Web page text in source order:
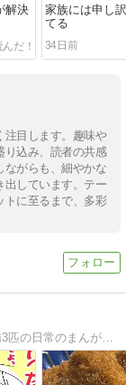
解決
家族には申し
てる
34日前
注目します。趣味や
り込み、読者の共感
ながらも、細やかな
出しています。テー
トに至るまで、多彩
お家大好きな小心者の母（私）と、娘と、猫3匹の日常のまんがです。（夫もたまに…）。